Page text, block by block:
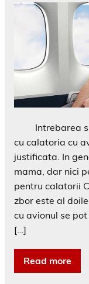
Intrebarea si
cu calatoria cu
justificata. In
mama, dar nici
pentru calatorii
zbor este al
cu avionul se
[…]
Read more